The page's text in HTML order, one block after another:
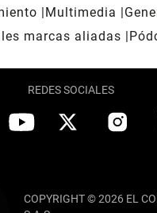
Multimedia
marcas aliadas
REDES SOCIALES
COPYRIGHT © 2026 EL